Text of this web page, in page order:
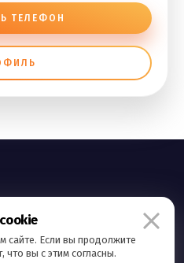
ТЕЛЕФОН
сайте. Если вы продолжите
что вы с этим согласны.